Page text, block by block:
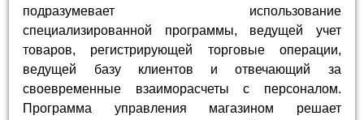
подразумевает использование
специализированной программы, ведущей учет
товаров, регистрирующей торговые операции,
ведущей базу клиентов и отвечающий за
своевременные взаиморасчеты с персоналом.
Программа управления магазином решает